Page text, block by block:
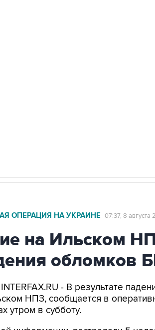
ОПЕРАЦИЯ НА УКРАИНЕ 07:37, 8 августа
на Ильском
обломков
INTERFAX.RU - В результате
НПЗ, сообщается в
утром в субботу.